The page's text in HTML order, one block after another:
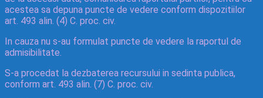
acestea sa depuna puncte de vedere conform dispozitiilor
art. 493 alin. (4) C. proc. civ.
In cauza nu s-au formulat puncte de vedere la raportul de
admisibilitate.
S-a procedat la dezbaterea recursului in sedinta publica,
conform art. 493 alin. (7) C. proc. civ.